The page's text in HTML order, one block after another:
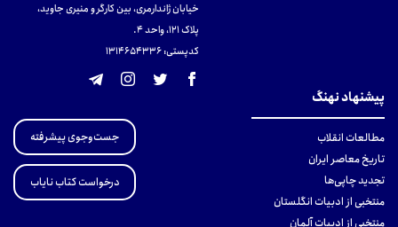
خیابان ژاندارمری، بین کارگر و منیری جاوید،
پلاک 121، واحد ۴.
کدپستی: 131465433۶
پیشنهاد نهنگ
مطالعات انقلاب
تاریخ معاصر ایران
تجدید چاپی‌ها
منتخبی از ادبیات انگلستان
منتخبی از ادبیات آلمان
جست‌وجوی پیشرفته
درخواست کتاب نایاب